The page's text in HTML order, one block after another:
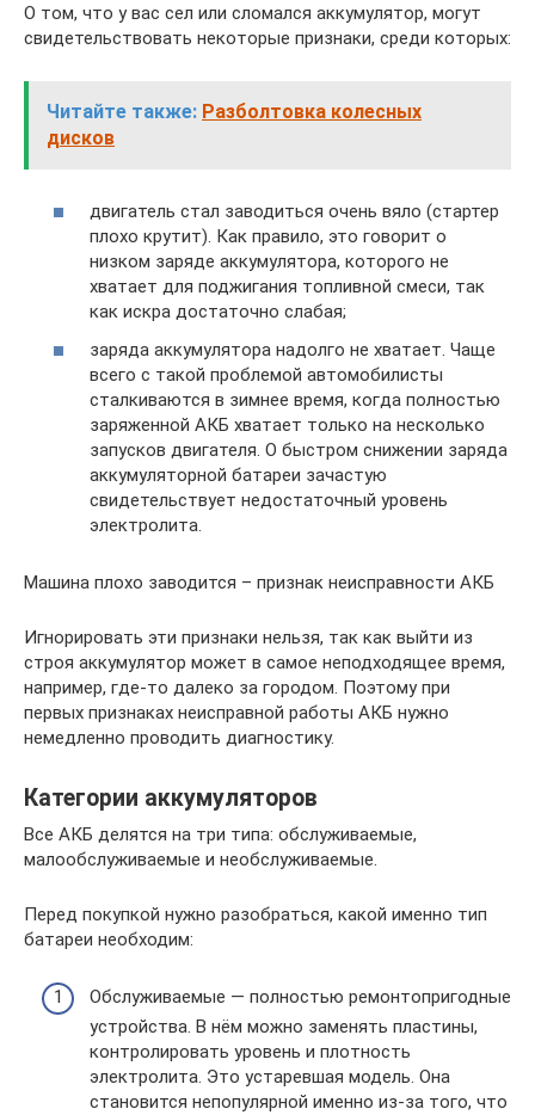
О том, что у вас сел или сломался аккумулятор, могут
свидетельствовать некоторые признаки, среди которых:
Читайте также: Разболтовка колесных
дисков
двигатель стал заводиться очень вяло (стартер
плохо крутит). Как правило, это говорит о
низком заряде аккумулятора, которого не
хватает для поджигания топливной смеси, так
как искра достаточно слабая;
заряда аккумулятора надолго не хватает. Чаще
всего с такой проблемой автомобилисты
сталкиваются в зимнее время, когда полностью
заряженной АКБ хватает только на несколько
запусков двигателя. О быстром снижении заряда
аккумуляторной батареи зачастую
свидетельствует недостаточный уровень
электролита.
Машина плохо заводится – признак неисправности АКБ
Игнорировать эти признаки нельзя, так как выйти из
строя аккумулятор может в самое неподходящее время,
например, где-то далеко за городом. Поэтому при
первых признаках неисправной работы АКБ нужно
немедленно проводить диагностику.
Категории аккумуляторов
Все АКБ делятся на три типа: обслуживаемые,
малообслуживаемые и необслуживаемые.
Перед покупкой нужно разобраться, какой именно тип
батареи необходим:
Обслуживаемые — полностью ремонтопригодные
устройства. В нём можно заменять пластины,
контролировать уровень и плотность
электролита. Это устаревшая модель. Она
становится непопулярной именно из-за того, что